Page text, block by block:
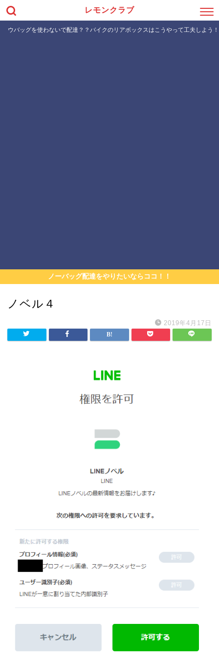
レモンクラブ
ウバッグを使わないで配達？？バイクのリアボックスはこうやって工夫しよう
ノーバッグ配達をやりたいならココ！！
ノベル４
2019年4月17日